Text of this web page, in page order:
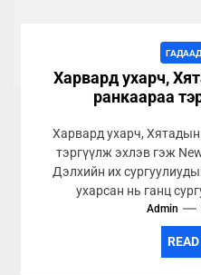
Харвард ухарч,
ранкаараа
Харвард ухарч, Хятадын
тэргүүлж эхлэв гэж
Дэлхийн их
ухарсан нь ганц
Admin